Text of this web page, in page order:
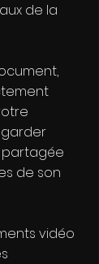
de la
partagée
de son
vidéo